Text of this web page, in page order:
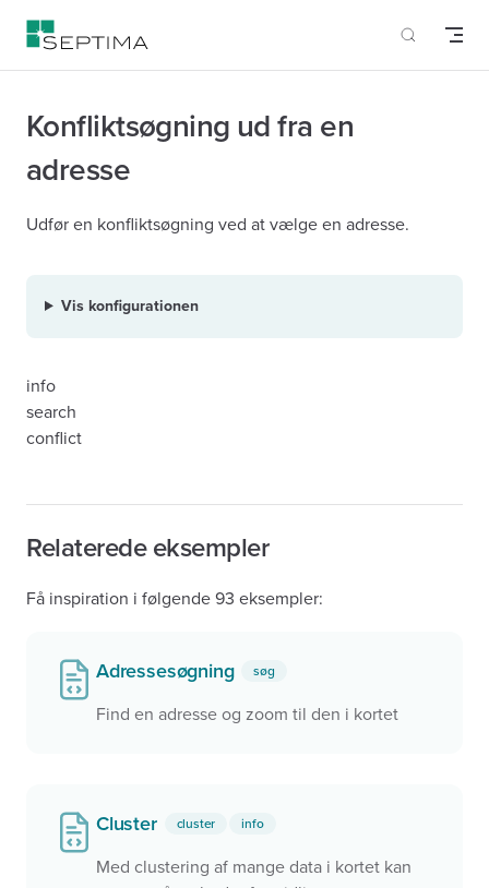
Skip to content
Konfliktsøgning ud fra en
adresse
Udfør en konfliktsøgning ved at vælge en adresse.
Vis konfigurationen
info
search
conflict
Relaterede eksempler
Få inspiration i følgende 93 eksempler:
Adressesøgning søg
Find en adresse og zoom til den i kortet
Cluster cluster info
Med clustering af mange data i kortet kan